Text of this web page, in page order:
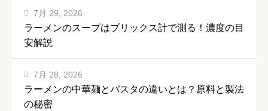
ラーメンのスープはブリックス計で測る！濃度の目
安解説
7月 29, 2026
ラーメンの中華麺とパスタの違いとは？原料と製法
の秘密
7月 28, 2026